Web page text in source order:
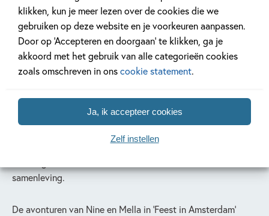
klikken, kun je meer lezen over de cookies die we
gebruiken op deze website en je voorkeuren aanpassen.
Door op ‘Accepteren en doorgaan’ te klikken, ga je
akkoord met het gebruik van alle categorieën cookies
zoals omschreven in onscookie statement.
Ja, ik accepteer cookies
Zelf instellen
Ellen Brudet. Ellen is de dochter van een witte, Nederlandse
moeder en een Surinaamse vader en geboren en getogen in
Amsterdam. Het normaliseren van anders zijn is haar
levensdoel, waar ze onder andere werk van maakt met haar
winkel ‘Colourful Goodies’ in Noord. In 2023 verscheen haar
2024 een vervolg kreeg met ‘Overal Feest’. De verhalen over
Nine & Mella vormen een kleurrijke voorleesserie met in de
vrienden (Romy, Mike, Zoey, Lin, Benthe en Amir) die
samenleving.
De avonturen van Nine en Mella in ‘Feest in Amsterdam’